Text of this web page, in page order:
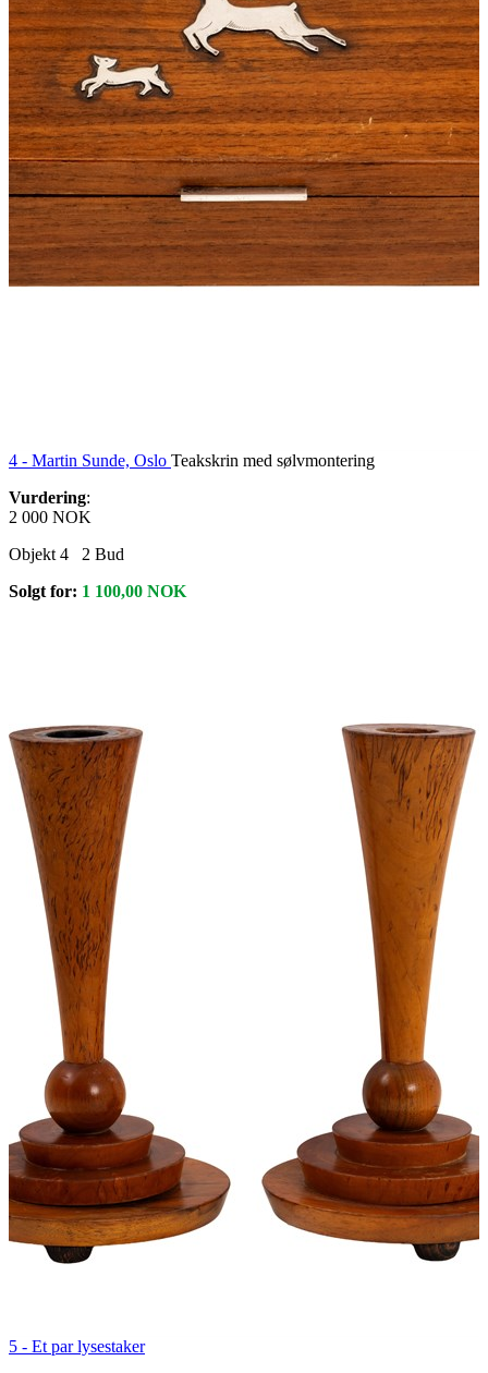
4 - Martin Sunde, Oslo Teakskrin med sølvmontering
Vurdering:
2 000 NOK
Objekt 4
2 Bud
Solgt for: 1 100,00 NOK
5 - Et par lysestaker